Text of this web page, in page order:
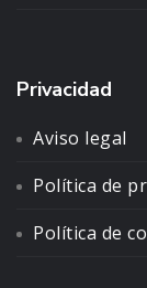
Privacidad
Aviso legal
Política de
Política de